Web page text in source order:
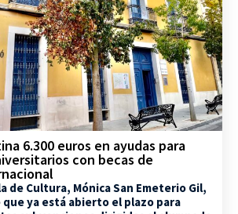
6.300 euros en ayudas para
con becas de
de Cultura, Mónica San Emeterio Gil,
ya está abierto el plazo para